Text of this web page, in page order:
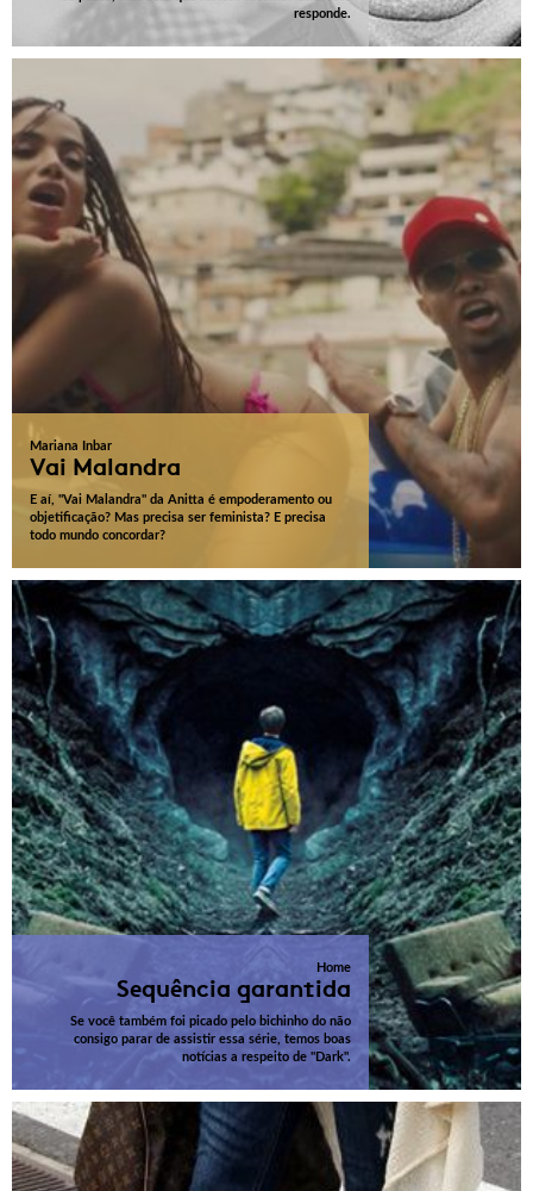
responde.
Mariana Inbar
Vai Malandra
E aí, "Vai Malandra" da Anitta é empoderamento ou
objetificação? Mas precisa ser feminista? E precisa
todo mundo concordar?
Home
Sequência garantida
Se você também foi picado pelo bichinho do não
consigo parar de assistir essa série, temos boas
notícias a respeito de "Dark".